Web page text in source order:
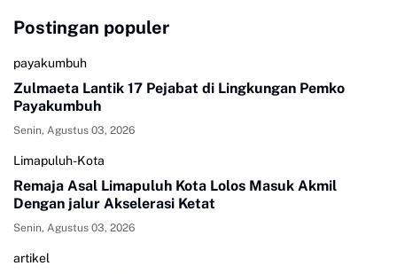
Postingan populer
payakumbuh
Zulmaeta Lantik 17 Pejabat di Lingkungan Pemko
Payakumbuh
Senin, Agustus 03, 2026
Limapuluh-Kota
Remaja Asal Limapuluh Kota Lolos Masuk Akmil
Dengan jalur Akselerasi Ketat
Senin, Agustus 03, 2026
artikel